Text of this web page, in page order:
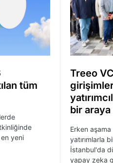
tüm
yeni
Treeo
bir
Erken aşama
yatırımlarla
İstanbul'da
yapay zeka